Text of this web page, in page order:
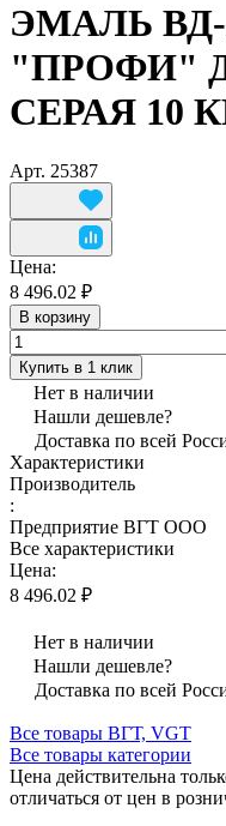
ЭМАЛЬ ВД-
"ПРОФИ"
СЕРАЯ 10
Арт. 25387
Цена:
8 496.02 ₽
В корзину
Купить в 1 клик
Нет в наличии
Нашли дешевле?
Доставка по всей
Характеристики
Производитель
:
Предприятие ВГТ ООО
Все характеристики
Цена:
8 496.02 ₽
Нет в наличии
Нашли дешевле?
Доставка по всей
Все товары ВГТ, VGT
Все товары категории
Цена действительна
отличаться от цен в